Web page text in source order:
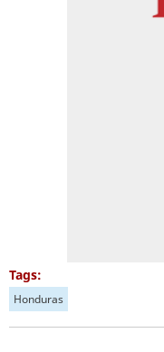
Tags:
Honduras